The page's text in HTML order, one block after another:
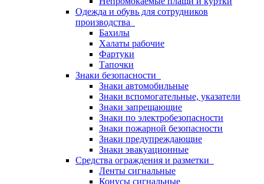
Одежда и обувь для сотрудников
производства
Бахилы
Халаты рабочие
Фартуки
Тапочки
Знаки безопасности
Знаки автомобильные
Знаки вспомогательные, указатели
Знаки запрещающие
Знаки по электробезопасности
Знаки пожарной безопасности
Знаки предупреждающие
Знаки эвакуационные
Средства ограждения и разметки
Ленты сигнальные
Конусы сигнальные